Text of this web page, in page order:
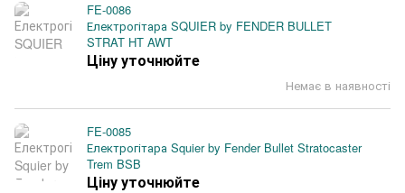
FE-0086
Електрогітара SQUIER by FENDER BULLET
STRAT HT AWT
Немає в наявності
Ціну уточнюйте
FE-0085
Електрогітара Squier by Fender Bullet Stratocaster
Trem BSB
Ціну уточнюйте